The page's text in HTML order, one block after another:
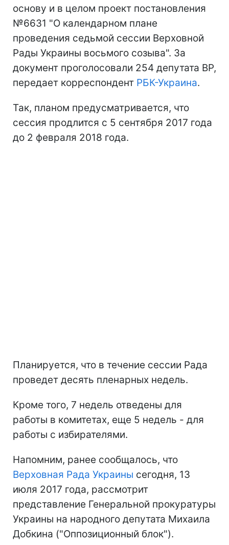
основу и в целом проект постановления
№6631 "О календарном плане
проведения седьмой сессии Верховной
Рады Украины восьмого созыва". За
документ проголосовали 254 депутата ВР,
передает корреспондент РБК-Украина.
Так, планом предусматривается, что
сессия продлится с 5 сентября 2017 года
до 2 февраля 2018 года.
Планируется, что в течение сессии Рада
проведет десять пленарных недель.
Кроме того, 7 недель отведены для
работы в комитетах, еще 5 недель - для
работы с избирателями.
Напомним, ранее сообщалось, что
Верховная Рада Украины сегодня, 13
июля 2017 года, рассмотрит
представление Генеральной прокуратуры
Украины на народного депутата Михаила
Добкина ("Оппозиционный блок").